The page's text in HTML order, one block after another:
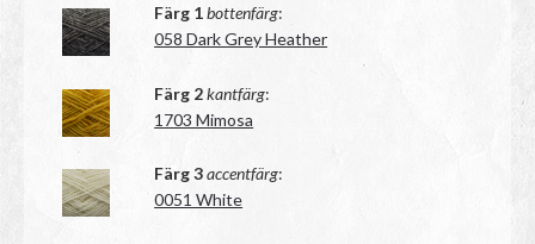
Färg 1bottenfärg:
058 Dark Grey Heather
Färg 2kantfärg:
1703 Mimosa
Färg 3accentfärg:
0051 White